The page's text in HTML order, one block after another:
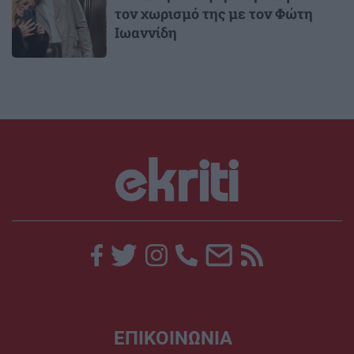
τον χωρισμό της με τον Φώτη
Ιωαννίδη
ΕΠΙΚΟΙΝΩΝΙΑ